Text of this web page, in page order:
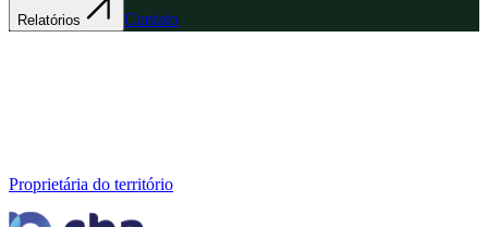
Relatórios Contato
Proprietária do território